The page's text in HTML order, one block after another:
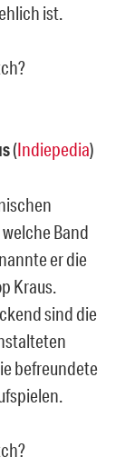
ist.
(Indiepedia)
Band
er die
Kraus.
sind die
befreundete